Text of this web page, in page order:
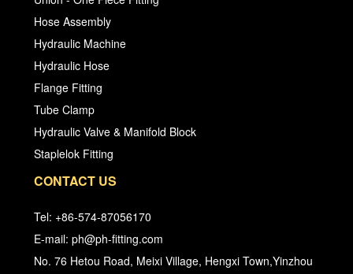
Hose Assembly
Hydraulic Machine
Hydraulic Hose
Flange Fitting
Tube Clamp
Hydraulic Valve & Manifold Block
Staplelok Fitting
CONTACT US
Tel: +86-574-87056170
E-mail: ph@ph-fitting.com
No. 76 Hetou Road, Meixi Village, Hengxi Town,Yinzhou